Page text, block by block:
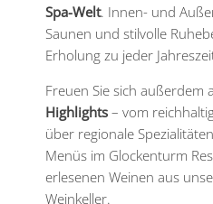
Spa-Welt. Innen- und
Saunen und stilvolle
Erholung zu jeder
Freuen Sie sich außerdem
Highlights – vom
über regionale
Menüs im Glockenturm
erlesenen Weinen aus
Weinkeller.